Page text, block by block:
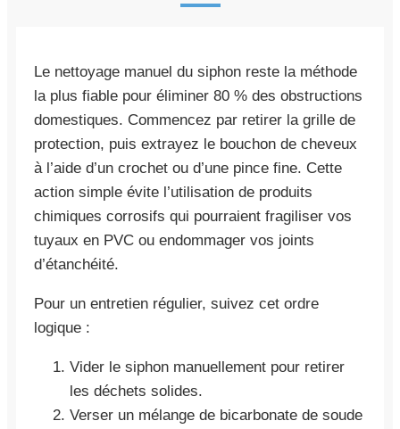
Le nettoyage manuel du siphon reste la méthode
la plus fiable pour éliminer 80 % des obstructions
domestiques. Commencez par retirer la grille de
protection, puis extrayez le bouchon de cheveux
à l’aide d’un crochet ou d’une pince fine. Cette
action simple évite l’utilisation de produits
chimiques corrosifs qui pourraient fragiliser vos
tuyaux en PVC ou endommager vos joints
d’étanchéité.
Pour un entretien régulier, suivez cet ordre
logique :
Vider le siphon manuellement pour retirer
les déchets solides.
Verser un mélange de bicarbonate de soude